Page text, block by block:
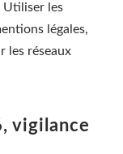
Utiliser les
légales,
les réseaux
vigilance